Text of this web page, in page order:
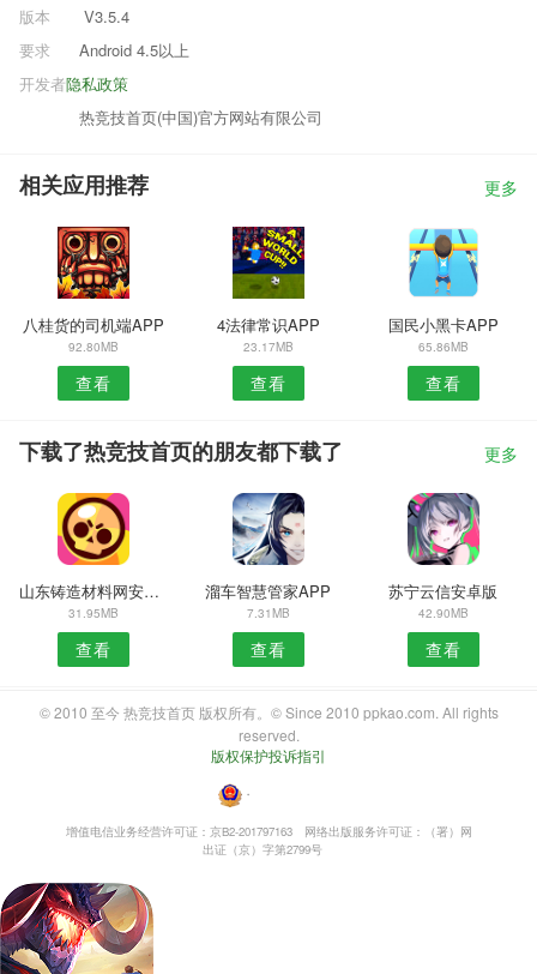
版本
V3.5.4
要求
Android 4.5以上
隐私政策
开发者
热竞技首页(中国)官方网站有限公司
相关应用推荐 更多
八桂货的司机端APP
92.80MB
查看
4法律常识APP
23.17MB
查看
国民小黑卡APP
65.86MB
查看
下载了热竞技首页的朋友都下载了 更多
山东铸造材料网安卓版
31.95MB
查看
溜车智慧管家APP
7.31MB
查看
苏宁云信安卓版
42.90MB
查看
© 2010 至今 热竞技首页 版权所有。© Since 2010 ppkao.com. All rights
reserved.
版权保护投诉指引
・
增值电信业务经营许可证：京B2-201797163
网络出版服务许可证：（署）网
出证（京）字第2799号